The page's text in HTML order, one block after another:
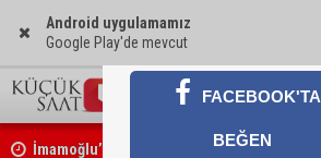
Android uygulamamız
Google Play'de mevcut
İmamoğlu’nda hijyen ve etiket kontrolü
FACEBOOK'TA
BEĞEN